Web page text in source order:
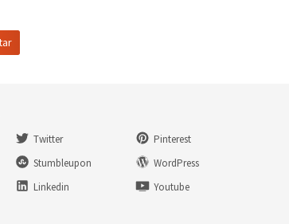
Twitter
Pinterest
Stumbleupon
WordPress
Linkedin
Youtube